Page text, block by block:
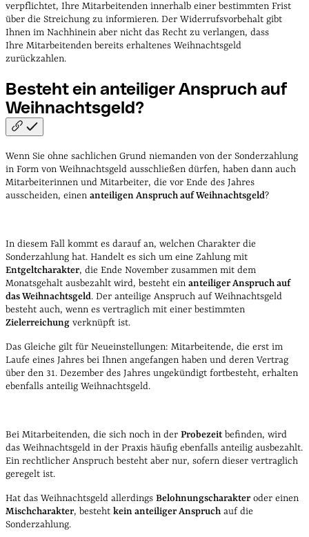
verpflichtet, Ihre Mitarbeitenden innerhalb einer bestimmten Frist
über die Streichung zu informieren. Der Widerrufsvorbehalt gibt
Ihnen im Nachhinein aber nicht das Recht zu verlangen, dass
Ihre Mitarbeitenden bereits erhaltenes Weihnachtsgeld
zurückzahlen.
Besteht ein anteiliger Anspruch auf
Weihnachtsgeld?
Wenn Sie ohne sachlichen Grund niemanden von der Sonderzahlung
in Form von Weihnachtsgeld ausschließen dürfen, haben dann auch
Mitarbeiterinnen und Mitarbeiter, die vor Ende des Jahres
ausscheiden, einen anteiligen Anspruch auf Weihnachtsgeld?
In diesem Fall kommt es darauf an, welchen Charakter die
Sonderzahlung hat. Handelt es sich um eine Zahlung mit
Entgeltcharakter, die Ende November zusammen mit dem
Monatsgehalt ausbezahlt wird, besteht ein anteiliger Anspruch auf
das Weihnachtsgeld. Der anteilige Anspruch auf Weihnachtsgeld
besteht auch, wenn es vertraglich mit einer bestimmten
Zielerreichung verknüpft ist.
Das Gleiche gilt für Neueinstellungen: Mitarbeitende, die erst im
Laufe eines Jahres bei Ihnen angefangen haben und deren Vertrag
über den 31. Dezember des Jahres ungekündigt fortbesteht, erhalten
ebenfalls anteilig Weihnachtsgeld.
Bei Mitarbeitenden, die sich noch in der Probezeit befinden, wird
das Weihnachtsgeld in der Praxis häufig ebenfalls anteilig ausbezahlt.
Ein rechtlicher Anspruch besteht aber nur, sofern dieser vertraglich
geregelt ist.
Hat das Weihnachtsgeld allerdings Belohnungscharakter oder einen
Mischcharakter, besteht kein anteiliger Anspruch auf die
Sonderzahlung.